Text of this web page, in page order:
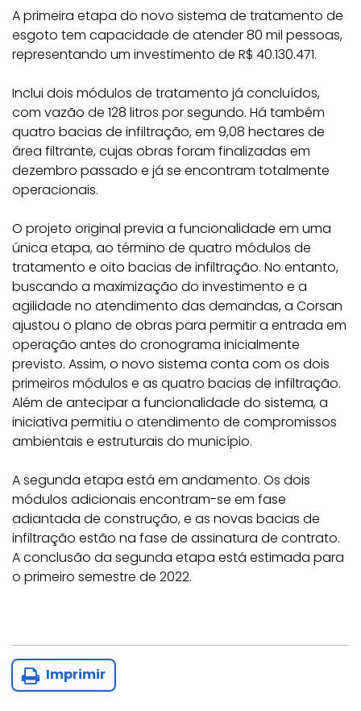
A primeira etapa do novo sistema de tratamento de
esgoto tem capacidade de atender 80 mil pessoas,
representando um investimento de R$ 40.130.471.
Inclui dois módulos de tratamento já concluídos,
com vazão de 128 litros por segundo. Há também
quatro bacias de infiltração, em 9,08 hectares de
área filtrante, cujas obras foram finalizadas em
dezembro passado e já se encontram totalmente
operacionais.
O projeto original previa a funcionalidade em uma
única etapa, ao término de quatro módulos de
tratamento e oito bacias de infiltração. No entanto,
buscando a maximização do investimento e a
agilidade no atendimento das demandas, a Corsan
ajustou o plano de obras para permitir a entrada em
operação antes do cronograma inicialmente
previsto. Assim, o novo sistema conta com os dois
primeiros módulos e as quatro bacias de infiltração.
Além de antecipar a funcionalidade do sistema, a
iniciativa permitiu o atendimento de compromissos
ambientais e estruturais do município.
A segunda etapa está em andamento. Os dois
módulos adicionais encontram-se em fase
adiantada de construção, e as novas bacias de
infiltração estão na fase de assinatura de contrato.
A conclusão da segunda etapa está estimada para
o primeiro semestre de 2022.
Imprimir